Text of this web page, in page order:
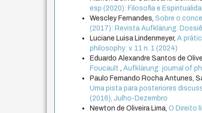
esp (2020): Filosofia e
Wescley Fernandes,Sobre o
(2017): Revista Aufklärung.
Luciane Luisa Lindenmeyer,A
philosophy: v. 11 n. 1 (2024)
Eduardo Alexandre Santos de
Foucault,Aufklärung: journal of
Paulo Fernando Rocha Antunes,
Uma pista para posteriores
(2016), Julho-Dezembro
Newton de Oliveira Lima,O Direito